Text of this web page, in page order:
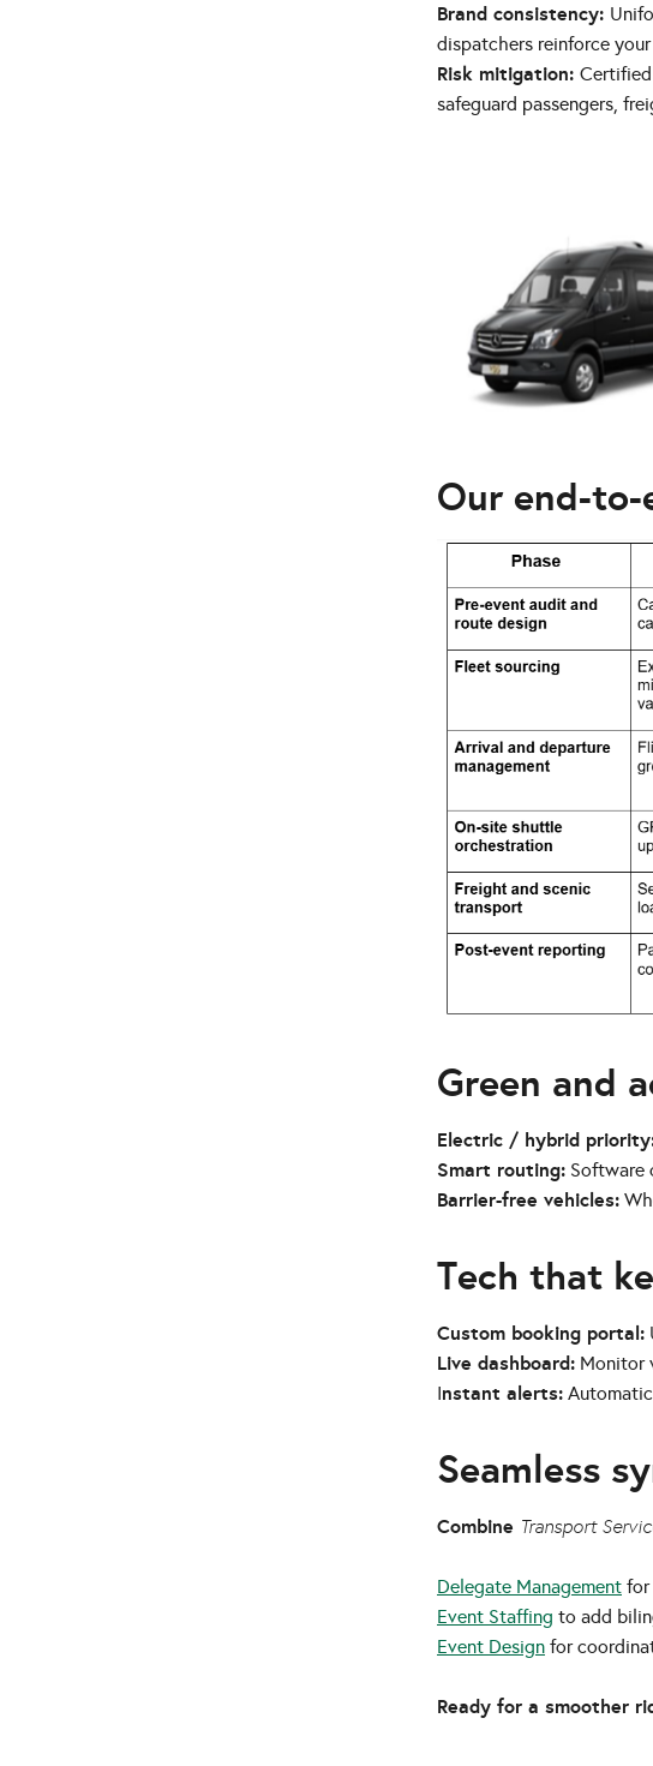
Brand consistency:
dispatchers reinforce
Risk mitigation: Certified
safeguard passengers,
Our end-
Green and
Electric / hybrid
Smart routing: Software
Barrier-free vehicles:
Tech that
Custom booking portal:
Live dashboard: Monitor
Instant alerts:
Seamless
Combine Transport
Delegate Management for
Event Staffing to add
Event Design for
Ready for a smoother